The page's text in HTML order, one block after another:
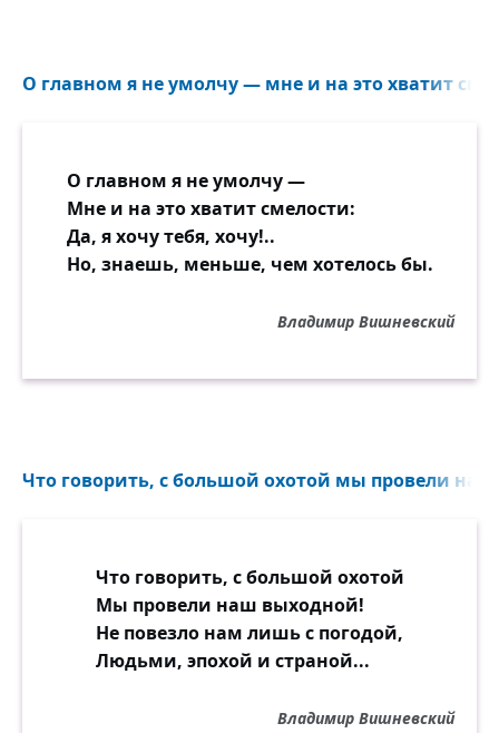
О главном я не умолчу — мне и на это хватит
О главном я не умолчу —
Мне и на это хватит смелости:
Да, я хочу тебя, хочу!..
Но, знаешь, меньше, чем хотелось бы.
Владимир Вишневский
Что говорить, с большой охотой мы провели
Что говорить, с большой охотой
Мы провели наш выходной!
Не повезло нам лишь с погодой,
Людьми, эпохой и страной...
Владимир Вишневский